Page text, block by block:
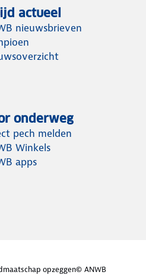
actueel
nieuwsbrieven
onderweg
pech melden
Winkels
apps
opzeggen© ANWB